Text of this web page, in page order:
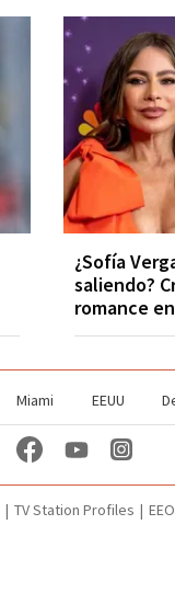
¿Sofía
saliendo?
romance
Miami EEUU
TV Station Profiles